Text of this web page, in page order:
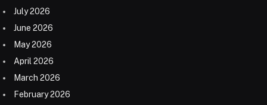
July 2026
June 2026
May 2026
April 2026
March 2026
February 2026